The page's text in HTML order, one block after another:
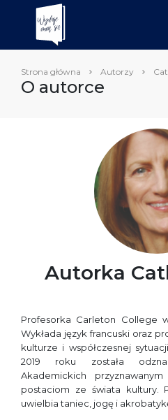
Strona główna Autorzy
O autorce
Autorka
Profesorka Carleton College
Wykłada język francuski oraz
kulturze i współczesnej
2019 roku została
Akademickich
postaciom ze świata kultury.
uwielbia taniec, jogę i